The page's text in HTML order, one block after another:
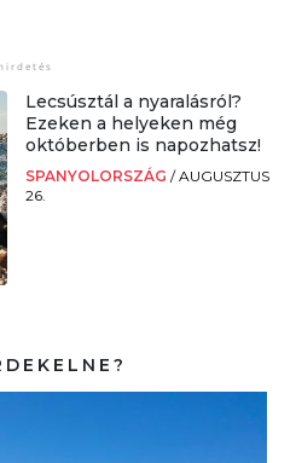
Lecsúsztál a nyaralásról?
Ezeken a helyeken még
októberben is napozhatsz!
SPANYOLORSZÁG /AUGUSZTUS
26.